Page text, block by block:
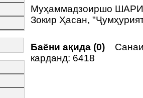
Муҳаммадзоиршо
Зокир Ҳасан,
Баёни ақида (0)
карданд: 6418